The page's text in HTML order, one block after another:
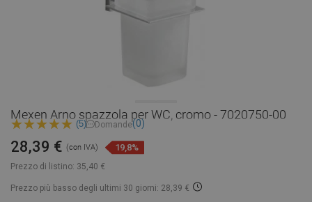
Mexen Arno spazzola per WC, cromo - 7020750-00
(5) Domande(0)
Prezzo di listino: 35,40 €
28,39 € (con IVA) 19,8%
Prezzo più basso degli ultimi 30 giorni: 28,39 €